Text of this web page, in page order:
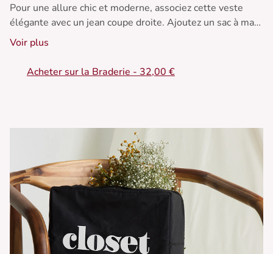
Pour une allure chic et moderne, associez cette veste
élégante avec un jean coupe droite. Ajoutez un sac à main
structuré pour une touche sophistiquée. Idéale pour la
mi-saison
• Veste courte en tweed
• Finitions contrastantes
Voir plus
Acheter sur la Braderie - 32,00 €